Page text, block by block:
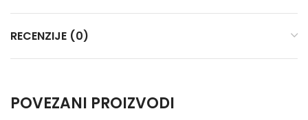
RECENZIJE (0)
POVEZANI PROIZVODI